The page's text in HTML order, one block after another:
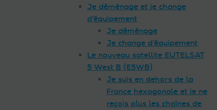
Je déménage et je change
d’équipement
Je déménage
Je change d’équipement
Le nouveau satellite EUTELSAT
5 West B (E5WB)
Je suis en dehors de la
France hexagonale et je ne
reçois plus les chaînes de